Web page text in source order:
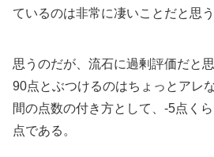
ているのは非常に凄いことだと思う
思うのだが、流石に過剰評価だと思
90点とぶつけるのはちょっとアレ
間の点数の付き方として、-5点く
点である。